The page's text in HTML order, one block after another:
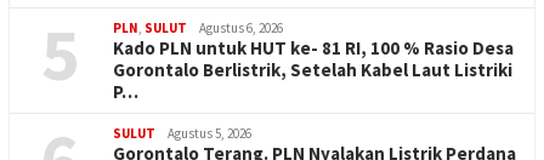
5 PLN, SULUT Agustus 6, 2026
Kado PLN untuk HUT ke- 81 RI, 100 % Rasio Desa
Gorontalo Berlistrik, Setelah Kabel Laut Listriki
P…
SULUT Agustus 5, 2026
Gorontalo Terang. PLN Nyalakan Listrik Perdana